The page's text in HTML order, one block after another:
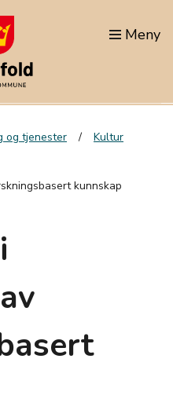
Meny
og tjenester
Kultur
kunnskap